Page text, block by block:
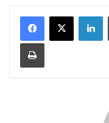
c
e
b
o
itt
er
at
s
Print